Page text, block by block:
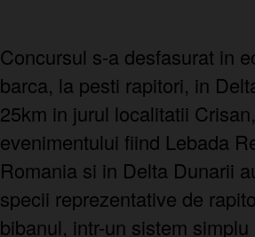
Concursul s-a desfasurat in
barca, la pesti rapitori, in
25km in jurul localitatii
evenimentului fiind Lebada
Romania si in Delta Dunarii
specii reprezentative de
bibanul, intr-un sistem